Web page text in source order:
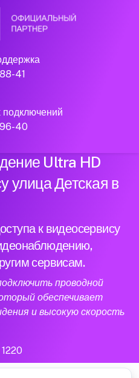
41
40
интернет и
Ultra HD
улица Детская в
к видеосервису
сервисам.
проводной
обеспечивает
и высокую скорость
1220